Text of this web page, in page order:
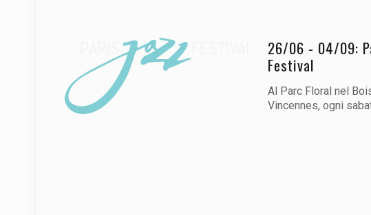
26/06 - 04/09:
Festival
Al Parc Floral nel
Vincennes, ogni